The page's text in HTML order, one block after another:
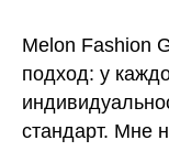
Melon Fashion
подход: у
стандарт. Мне